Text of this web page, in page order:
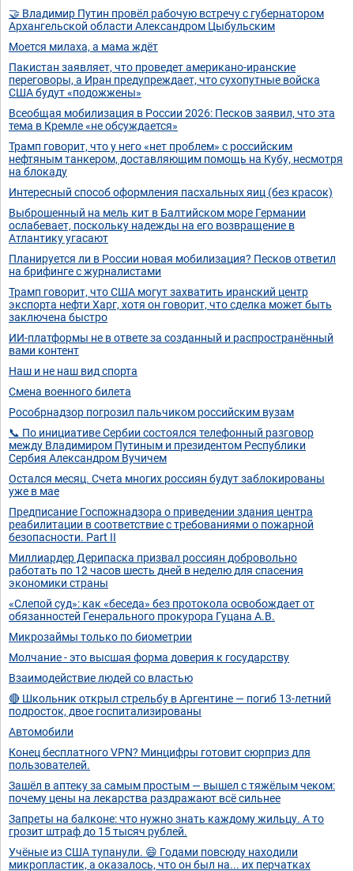
🤝 Владимир Путин провёл рабочую встречу с губернатором
Архангельской области Александром Цыбульским
Моется милаха, а мама ждёт
Пакистан заявляет, что проведет американо-иранские
переговоры, а Иран предупреждает, что сухопутные войска
США будут «подожжены»
Всеобщая мобилизация в России 2026: Песков заявил, что эта
тема в Кремле «не обсуждается»
Трамп говорит, что у него «нет проблем» с российским
нефтяным танкером, доставляющим помощь на Кубу, несмотря
на блокаду
Интересный способ оформления пасхальных яиц (без красок)
Выброшенный на мель кит в Балтийском море Германии
ослабевает, поскольку надежды на его возвращение в
Атлантику угасают
Планируется ли в России новая мобилизация? Песков ответил
на брифинге с журналистами
Трамп говорит, что США могут захватить иранский центр
экспорта нефти Харг, хотя он говорит, что сделка может быть
заключена быстро
ИИ-платформы не в ответе за созданный и распространённый
вами контент
Наш и не наш вид спорта
Смена военного билета
Рособрнадзор погрозил пальчиком российским вузам
📞 По инициативе Сербии состоялся телефонный разговор
между Владимиром Путиным и президентом Республики
Сербия Александром Вучичем
Остался месяц. Счета многих россиян будут заблокированы
уже в мае
Предписание Госпожнадзора о приведении здания центра
реабилитации в соответствие с требованиями о пожарной
безопасности. Part II
Миллиардер Дерипаска призвал россиян добровольно
работать по 12 часов шесть дней в неделю для спасения
экономики страны
«Слепой суд»: как «беседа» без протокола освобождает от
обязанностей Генерального прокурора Гуцана А.В.
Микрозаймы только по биометрии
Молчание - это высшая форма доверия к государству
Взаимодействие людей со властью
🔴 Школьник открыл стрельбу в Аргентине — погиб 13-летний
подросток, двое госпитализированы
Автомобили
Конец бесплатного VPN? Минцифры готовит сюрприз для
пользователей.
Зашёл в аптеку за самым простым — вышел с тяжёлым чеком:
почему цены на лекарства раздражают всё сильнее
Запреты на балконе: что нужно знать каждому жильцу. А то
грозит штраф до 15 тысяч рублей.
Учёные из США тупанули. 😄 Годами повсюду находили
микропластик, а оказалось, что он был на... их перчатках